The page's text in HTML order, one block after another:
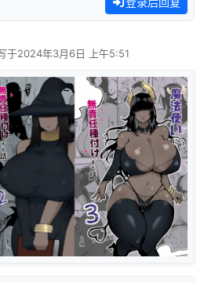
于2024年3月6日 上午5:51
后由 编辑